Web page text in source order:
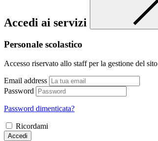
Accedi ai servizi
Personale scolastico
Accesso riservato allo staff per la gestione del sito
Email address
Password
Password dimenticata?
Ricordami
Accedi